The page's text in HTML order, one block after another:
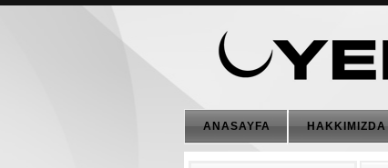
ANASAYFA HAKKIMIZDA